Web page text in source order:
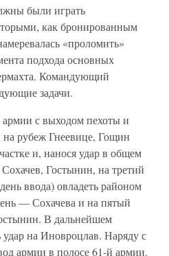
были играть
как бронированным
«проломить»
подхода основных
Командующий
задачи.
армии с выходом пехоты и
рубеж Гнеевице, Гощин
и, нанося удар в общем
Гостынин, на третий
ввода) овладеть районом
— Сохачева и на пятый
В дальнейшем
удар на Иновроцлав. Наряду с
армии в полосе 61-й армии.